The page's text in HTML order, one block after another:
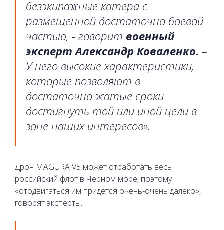
безэкипажные катера с
размещенной достаточно боевой
частью, - говорит военный
эксперт Александр Коваленко. –
У него высокие характеристики,
которые позволяют в
достаточно жатые сроки
достигнуть той или иной цели в
зоне наших интересов».
Дрон MAGURA V5 может отработать весь
российский флот в Черном море, поэтому
«отодвигаться им придётся очень-очень далеко»,
говорят эксперты.